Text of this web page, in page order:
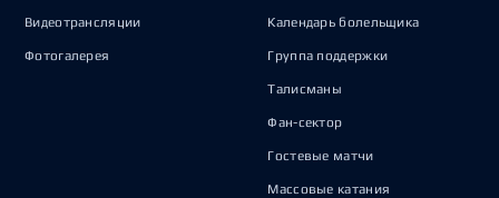
Видеотрансляции
Фотогалерея
Календарь болельщика
Группа поддержки
Талисманы
Фан-сектор
Гостевые матчи
Массовые катания